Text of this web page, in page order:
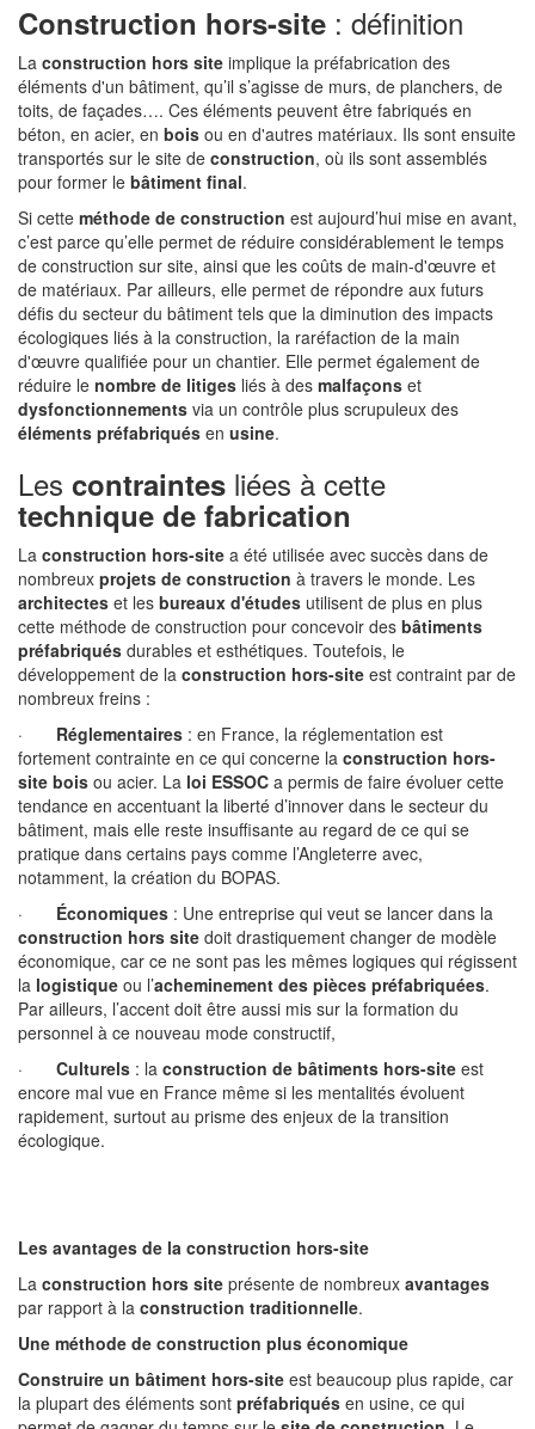
Construction hors-site : définition
La construction hors site implique la préfabrication des
éléments d'un bâtiment, qu’il s’agisse de murs, de planchers, de
toits, de façades…. Ces éléments peuvent être fabriqués en
béton, en acier, en bois ou en d'autres matériaux. Ils sont ensuite
transportés sur le site de construction, où ils sont assemblés
pour former le bâtiment final.
Si cette méthode de construction est aujourd’hui mise en avant,
c’est parce qu’elle permet de réduire considérablement le temps
de construction sur site, ainsi que les coûts de main-d'œuvre et
de matériaux. Par ailleurs, elle permet de répondre aux futurs
défis du secteur du bâtiment tels que la diminution des impacts
écologiques liés à la construction, la raréfaction de la main
d'œuvre qualifiée pour un chantier. Elle permet également de
réduire le nombre de litiges liés à des malfaçons et
dysfonctionnements via un contrôle plus scrupuleux des
éléments préfabriqués en usine.
Les contraintes liées à cette
technique de fabrication
La construction hors-site a été utilisée avec succès dans de
nombreux projets de construction à travers le monde. Les
architectes et les bureaux d'études utilisent de plus en plus
cette méthode de construction pour concevoir des bâtiments
préfabriqués durables et esthétiques. Toutefois, le
développement de la construction hors-site est contraint par de
nombreux freins :
· Réglementaires : en France, la réglementation est
fortement contrainte en ce qui concerne la construction hors-
site bois ou acier. La loi ESSOC a permis de faire évoluer cette
tendance en accentuant la liberté d’innover dans le secteur du
bâtiment, mais elle reste insuffisante au regard de ce qui se
pratique dans certains pays comme l’Angleterre avec,
notamment, la création du BOPAS.
· Économiques : Une entreprise qui veut se lancer dans la
construction hors site doit drastiquement changer de modèle
économique, car ce ne sont pas les mêmes logiques qui régissent
la logistique ou l’acheminement des pièces préfabriquées.
Par ailleurs, l’accent doit être aussi mis sur la formation du
personnel à ce nouveau mode constructif,
· Culturels : la construction de bâtiments hors-site est
encore mal vue en France même si les mentalités évoluent
rapidement, surtout au prisme des enjeux de la transition
écologique.
Les avantages de la construction hors-site
La construction hors site présente de nombreux avantages
par rapport à la construction traditionnelle.
Une méthode de construction plus économique
Construire un bâtiment hors-site est beaucoup plus rapide, car
la plupart des éléments sont préfabriqués en usine, ce qui